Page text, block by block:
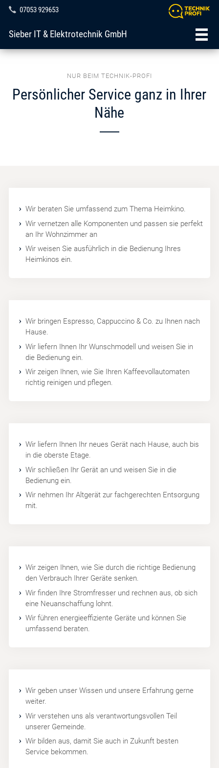
07053 929653
Sieber IT & Elektrotechnik GmbH
NUR BEIM TECHNIK-PROFI
Persönlicher Service ganz in Ihrer
Nähe
Wir beraten Sie umfassend zum Thema Heimkino.
Wir vernetzen alle Komponenten und passen sie perfekt
an Ihr Wohnzimmer an
Wir weisen Sie ausführlich in die Bedienung Ihres
Heimkinos ein.
Wir bringen Espresso, Cappuccino & Co. zu Ihnen nach
Hause.
Wir liefern Ihnen Ihr Wunschmodell und weisen Sie in
die Bedienung ein.
Wir zeigen Ihnen, wie Sie Ihren Kaffeevollautomaten
richtig reinigen und pflegen.
Wir liefern Ihnen Ihr neues Gerät nach Hause, auch bis
in die oberste Etage.
Wir schließen Ihr Gerät an und weisen Sie in die
Bedienung ein.
Wir nehmen Ihr Altgerät zur fachgerechten Entsorgung
mit.
Wir zeigen Ihnen, wie Sie durch die richtige Bedienung
den Verbrauch Ihrer Geräte senken.
Wir finden Ihre Stromfresser und rechnen aus, ob sich
eine Neuanschaffung lohnt.
Wir führen energieeffiziente Geräte und können Sie
umfassend beraten.
Wir geben unser Wissen und unsere Erfahrung gerne
weiter.
Wir verstehen uns als verantwortungsvollen Teil
unserer Gemeinde.
Wir bilden aus, damit Sie auch in Zukunft besten
Service bekommen.